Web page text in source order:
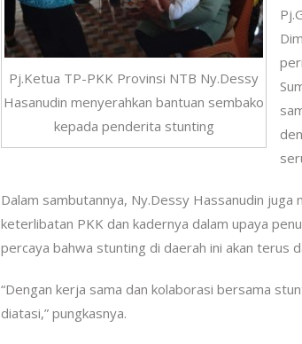
Pj.Ketua TP-PKK Provinsi NTB Ny.Dessy
Hasanudin menyerahkan bantuan sembako
kepada penderita stunting
Dalam sambutannya, Ny.Dessy Hassanudin juga
keterlibatan PKK dan kadernya dalam upaya
percaya bahwa stunting di daerah ini akan terus
“Dengan kerja sama dan kolaborasi bersama
diatasi,” pungkasnya.